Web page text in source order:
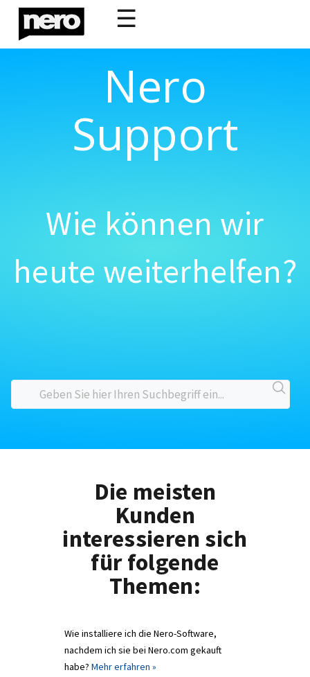
☰
Nero
Support
Wie können wir
heute weiterhelfen?
Die meisten
Kunden
interessieren sich
für folgende
Themen:
Wie installiere ich die Nero-Software,
nachdem ich sie bei Nero.com gekauft
habe? Mehr erfahren »